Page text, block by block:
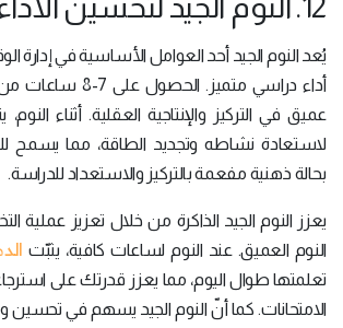
12. النوم الجيد لتحسين الأداء الدراسي
يُعد النوم الجيد أحد العوامل الأساسية في إدارة
أداء دراسي متميز.
عميق في التركيز والإنتاجية العقلية. أثناء
لاستعادة نشاطه وتجديد الطاقة، مما يسمح
بحالة ذهنية مفعمة بالتركيز والاستعداد للدراسة.
يعزز النوم الجيد الذاكرة من خلال تعزيز عملية
النوم العميق. عند النوم لساعات كافية، يثبّت
تعلمتها طوال اليوم، مما يعزز قدرتك على
الامتحانات. كما أنّ النوم الجيد يسهم في تحسين